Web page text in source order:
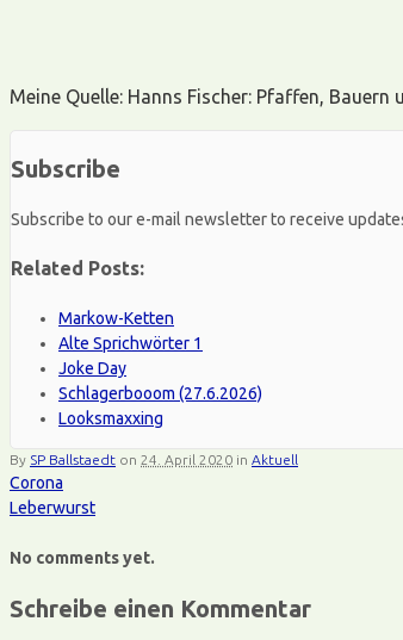
Meine Quelle: Hanns Fischer: Pfaffen,
Subscribe
Subscribe to our e-mail newsletter to receive
Related Posts:
Markow-Ketten
Alte Sprichwörter 1
Joke Day
Schlagerbooom (27.6.2026)
Looksmaxxing
By SP Ballstaedt on 24. April 2020 in Aktuell
Corona
Leberwurst
No comments yet.
Schreibe einen Kommentar